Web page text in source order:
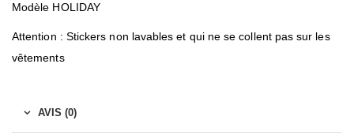
Modèle HOLIDAY
Attention : Stickers non lavables et qui ne se collent pas sur les
vêtements
AVIS (0)